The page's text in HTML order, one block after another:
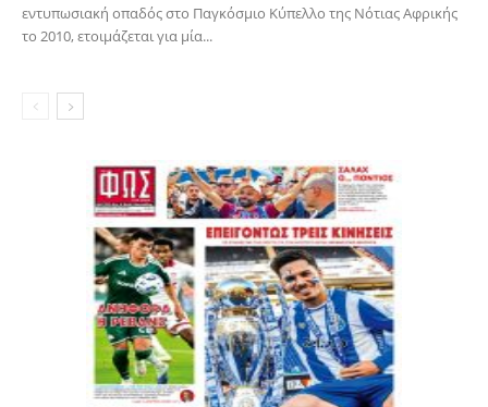
εντυπωσιακή οπαδός στο Παγκόσμιο Κύπελλο της Νότιας Αφρικής
το 2010, ετοιμάζεται για μία...